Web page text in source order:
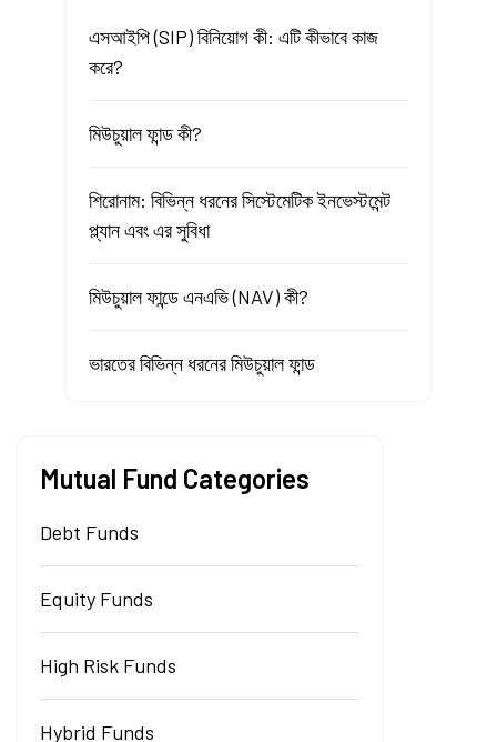
এসআইপি (SIP) বিনিয়োগ কী: এটি কীভাবে কাজ
করে?
মিউচুয়াল ফান্ড কী?
শিরোনাম: বিভিন্ন ধরনের সিস্টেমেটিক ইনভেস্টমেন্ট
প্ল্যান এবং এর সুবিধা
মিউচুয়াল ফান্ডে এনএভি (NAV) কী?
ভারতের বিভিন্ন ধরনের মিউচুয়াল ফান্ড
Mutual Fund Categories
Debt Funds
Equity Funds
High Risk Funds
Hybrid Funds